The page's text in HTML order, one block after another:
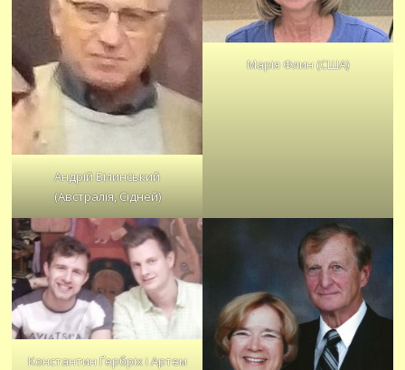
Андрій Білинський
(Австралія, Сідней)
Марія Флин (США)
Константин Ґербріх і Артем